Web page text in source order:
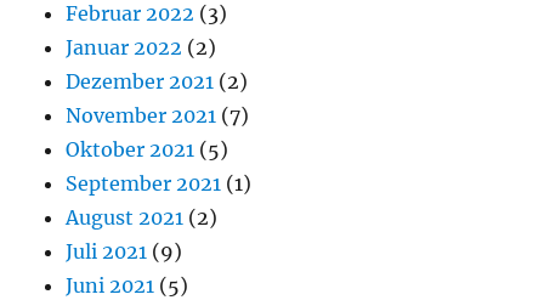
Februar 2022 (3)
Januar 2022 (2)
Dezember 2021 (2)
November 2021 (7)
Oktober 2021 (5)
September 2021 (1)
August 2021 (2)
Juli 2021 (9)
Juni 2021 (5)